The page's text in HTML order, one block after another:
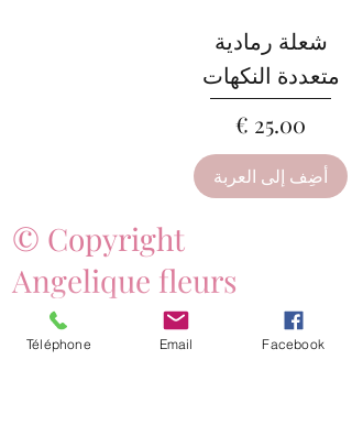
شعلة رمادية
متعددة النكهات
السعر
أضِف إلى العربة
© Copyright
Angelique fleurs
Téléphone Email Facebook